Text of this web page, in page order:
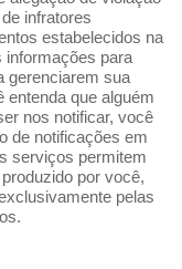
infratores
estabelecidos na
informações para
gerenciarem sua
entenda que alguém
nos notificar, você
de notificações em
serviços permitem
por você,
pelas